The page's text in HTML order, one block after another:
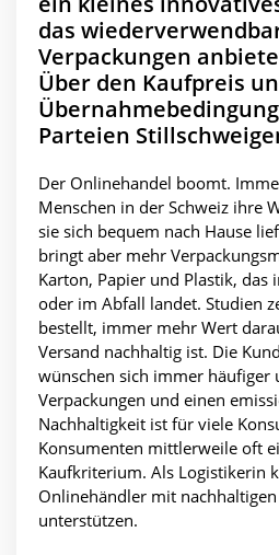
das
Verpackungen
Über den Kaufpreis
Parteien
Der Onlinehandel boomt.
Menschen in der Schweiz ihre
sie sich bequem nach Hause
bringt aber mehr
Karton, Papier und Plastik, das
oder im Abfall landet. Studien
bestellt, immer mehr Wert
Versand nachhaltig ist. Die
wünschen sich immer häufiger
Verpackungen und einen
Nachhaltigkeit ist für viele
Konsumenten mittlerweile oft
Kaufkriterium. Als Logistikerin
Onlinehändler mit
unterstützen.